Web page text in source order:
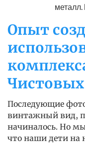
металл.
Опыт
Последующие
винтажный вид,
начиналось. Но
что наши дети на